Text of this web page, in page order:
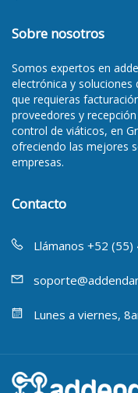
Sobre nosotros
Somos expertos en
electrónica y soluciones
que requieras
proveedores y
control de viáticos, en
ofreciendo las mejores
empresas.
Contacto
Llámanos +52
Lunes a viernes,